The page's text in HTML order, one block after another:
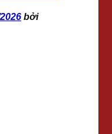
bởi